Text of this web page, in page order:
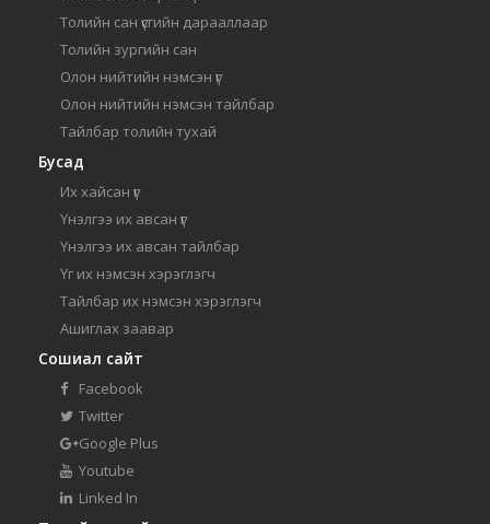
Толийн сан үсгийн дарааллаар
Толийн зургийн сан
Олон нийтийн нэмсэн үг
Олон нийтийн нэмсэн тайлбар
Тайлбар толийн тухай
Бусад
Их хайсан үг
Үнэлгээ их авсан үг
Үнэлгээ их авсан тайлбар
Үг их нэмсэн хэрэглэгч
Тайлбар их нэмсэн хэрэглэгч
Ашиглах заавар
Сошиал сайт
Facebook
Twitter
Google Plus
Youtube
Linked In